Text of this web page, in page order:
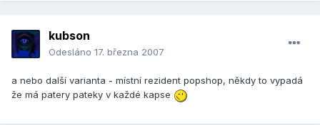
kubson
Odesláno 17. března 2007
a nebo další varianta - místní rezident popshop, někdy to vypadá
že má patery pateky v každé kapse